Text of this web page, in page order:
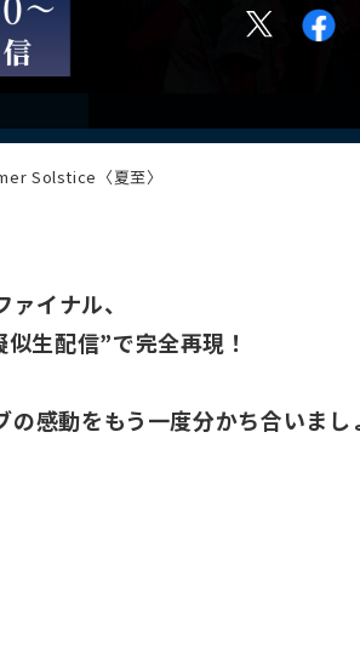
Solstice〈夏至〉
イナル、
生配信”で完全再現！
感動をもう一度分かち合いまし